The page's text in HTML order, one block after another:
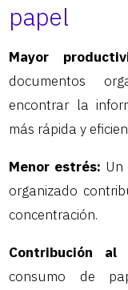
papel
Mayor
documentos
encontrar la
más rápida y
Menor estrés: Un
organizado
concentración.
Contribución al
consumo de